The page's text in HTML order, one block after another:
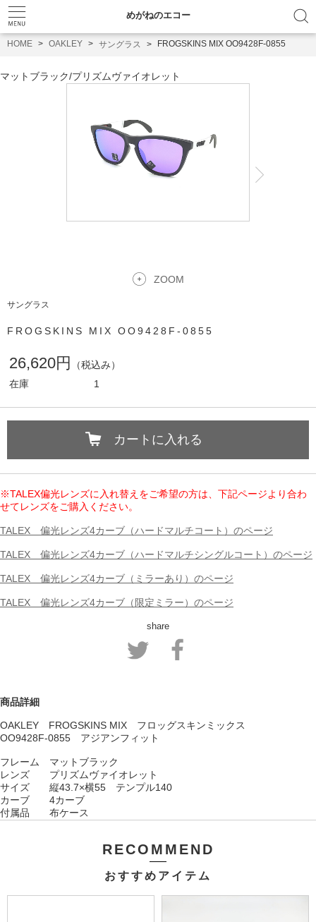
めがねのエコー
HOME OAKLEY サングラス FROGSKINS MIX OO9428F-0855
マットブラック/プリズムヴァイオレット
ZOOM
サングラス
FROGSKINS MIX OO9428F-0855
26,620円
（税込み）
在庫
1
カートに入れる
※TALEX偏光レンズに入れ替えをご希望の方は、下記ページより合わ
せてレンズをご購入ください。
TALEX 偏光レンズ4カーブ（ハードマルチコート）のページ
TALEX 偏光レンズ4カーブ（ハードマルチシングルコート）のページ
TALEX 偏光レンズ4カーブ（ミラーあり）のページ
TALEX 偏光レンズ4カーブ（限定ミラー）のページ
share
商品詳細
OAKLEY FROGSKINS MIX フロッグスキンミックス
OO9428F-0855 アジアンフィット
フレーム マットブラック
レンズ プリズムヴァイオレット
サイズ 縦43.7×横55 テンプル140
カーブ 4カーブ
付属品 布ケース
RECOMMEND
おすすめアイテム